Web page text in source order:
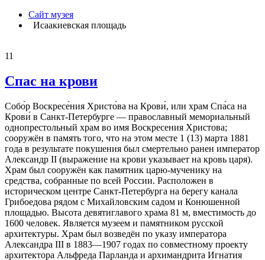
Сайт музея
Исаакиевская площадь
11
Спас на крови
Собо́р Воскресе́ния Христо́ва на Крови́, или храм Спа́са на
Крови́ в Санкт-Петербурге — православный мемориальный
однопрестольный храм во имя Воскресения Христова;
сооружён в память того, что на этом месте 1 (13) марта 1881
года в результате покушения был смертельно ранен император
Александр II (выражение на крови указывает на кровь царя).
Храм был сооружён как памятник царю-мученику на
средства, собранные по всей России. Расположен в
историческом центре Санкт-Петербурга на берегу канала
Грибоедова рядом с Михайловским садом и Конюшенной
площадью. Высота девятиглавого храма 81 м, вместимость до
1600 человек. Является музеем и памятником русской
архитектуры. Храм был возведён по указу императора
Александра III в 1883—1907 годах по совместному проекту
архитектора Альфреда Парланда и архимандрита Игнатия